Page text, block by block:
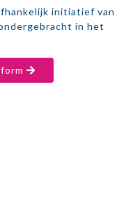
initiatief van
in het